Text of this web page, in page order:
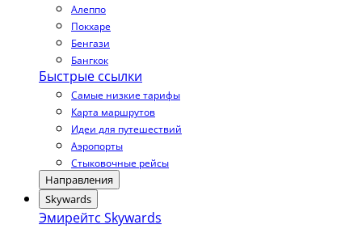
Алеппо
Покхаре
Бенгази
Бангкок
Быстрые ссылки
Самые низкие тарифы
Карта маршрутов
Идеи для путешествий
Аэропорты
Стыковочные рейсы
Направления
Skywards
Эмирейтс Skywards